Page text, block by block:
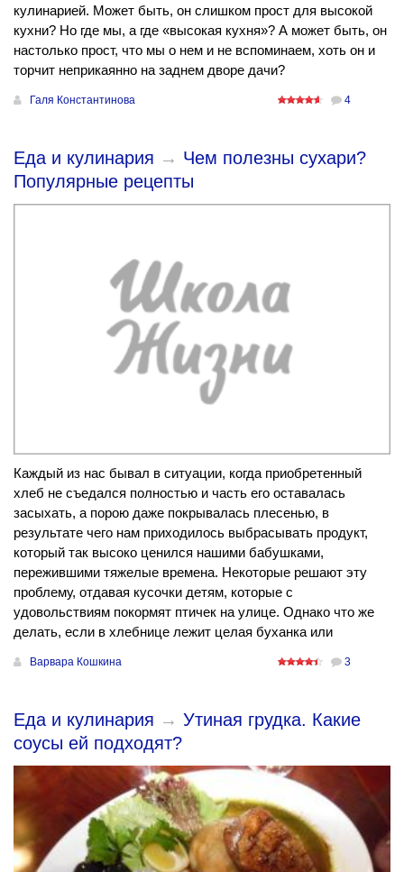
кулинарией. Может быть, он слишком прост для высокой
кухни? Но где мы, а где «высокая кухня»? А может быть, он
настолько прост, что мы о нем и не вспоминаем, хоть он и
торчит неприкаянно на заднем дворе дачи?
Галя Константинова 4
Еда и кулинария → Чем полезны сухари?
Популярные рецепты
Каждый из нас бывал в ситуации, когда приобретенный
хлеб не съедался полностью и часть его оставалась
засыхать, а порою даже покрывалась плесенью, в
результате чего нам приходилось выбрасывать продукт,
который так высоко ценился нашими бабушками,
пережившими тяжелые времена. Некоторые решают эту
проблему, отдавая кусочки детям, которые с
удовольствиям покормят птичек на улице. Однако что же
делать, если в хлебнице лежит целая буханка или
Варвара Кошкина 3
Еда и кулинария → Утиная грудка. Какие
соусы ей подходят?